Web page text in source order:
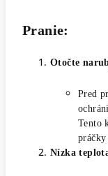
Pranie:
Otočte
Pred
Tento
práčky
Nízka